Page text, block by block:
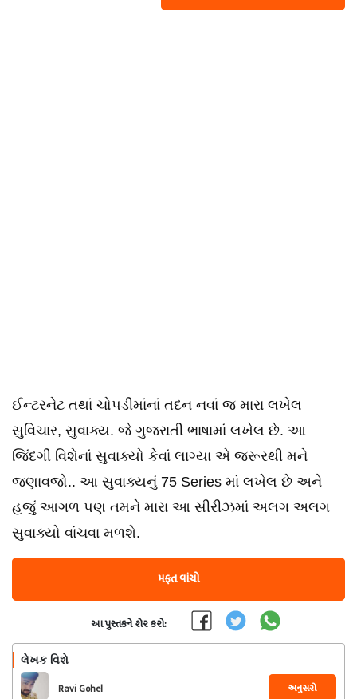
ઈન્ટરનેટ તથાં ચોપડીમાંનાં તદન નવાં જ મારા લખેલ
સુવિચાર, સુવાક્ય. જે ગુજરાતી ભાષામાં લખેલ છે. આ
જિંદગી વિશેનાં સુવાક્યો કેવાં લાગ્યા એ જરૂરથી મને
જણાવજો.. આ સુવાક્યનું 75 Series માં લખેલ છે અને
હજું આગળ પણ તમને મારા આ સીરીઝમાં અલગ અલગ
સુવાક્યો વાંચવા મળશે.
મફત વાંચો
આ પુસ્તકને શેર કરો:
લેખક વિશે
Ravi Gohel અનુસરો